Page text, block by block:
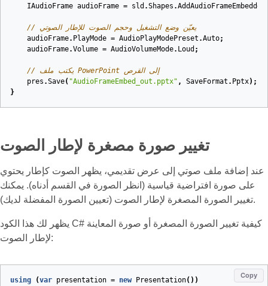
IAudioFrame audioFrame = sld .Shapes .AddAudioFrameEmbedded
// يعيّن وضع التشغيل وحجم الصوت للإطار الصوتي
audioFrame. PlayMode = AudioPlayModePreset .Auto;
audioFrame.Volume = AudioVolumeMode. Loud ;
// يكتب ملف PowerPoint إلى القرص
pres .Save( "AudioFrameEmbed_out.pptx" , SaveFormat . Pptx);
}
تغيير صورة مصغرة لإطار الصوت
عند إضافة ملف صوتي إلى عرض تقديمي، يظهر الصوت كإطار يحتوي
على صورة افتراضية قياسية (انظر الصورة في القسم أدناه). يمكنك
تغيير الصورة المصغرة لإطار الصوت (تعيين الصورة المفضلة لديك).
يظهر لك هذا الكود C# كيفية تغيير الصورة المصغرة أو صورة المعاينة
لإطار الصوت:
Copy
using (var presentation = new Presentation())